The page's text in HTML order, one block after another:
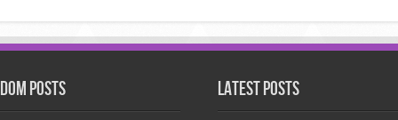
Posts Latest Posts